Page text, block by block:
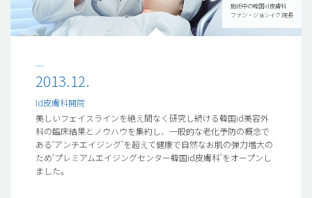
施術中の韓国id皮膚科
ファン・ジョンイク 院長
2013.12.
Id皮膚科開院
美しいフェイスラインを絶え間なく研究し続ける韓国id美容外
科の臨床結果とノウハウを集約し、一般的な老化予防の概念で
ある‘アンチエイジング’を超えて健康で自然なお肌の弾力増大の
ため‘プレミアムエイジングセンター韓国id皮膚科’をオープンし
ました。